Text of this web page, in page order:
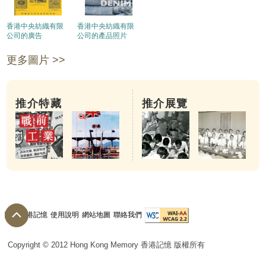
香港中央紡織有限
公司的廣告
香港中央紡織有限
公司的產品照片
更多圖片 >>
推介特藏 推介展覽
關於香港記憶 使用說明 網站地圖 聯絡我們
Copyright © 2012 Hong Kong Memory 香港記憶 版權所有